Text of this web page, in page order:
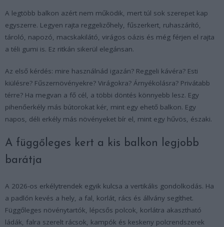
A legtöbb balkon azért nem működik, mert túl sok szerepet kap
egyszerre. Legyen rajta reggelizőhely, fűszerkert, ruhaszárító,
tároló, napozó, macskakilátó, virágos oázis és még férjen el rajta
a téli gumi is. Ez ritkán sikerül elegánsan.
Az első kérdés: mire használnád igazán? Reggeli kávéra? Esti
kiülésre? Fűszernövényekre? Virágokra? Árnyékolásra? Privátabb
térre? Ha megvan a fő cél, a többi döntés könnyebb lesz. Egy
pihenőerkély más bútorokat kér, mint egy ehető balkon. Egy
napos, déli erkély más növényeket bír el, mint egy hűvös, északi.
A függőleges kert a kis balkon legjobb
barátja
A 2026-os erkélytrendek egyik kulcsa a vertikális gondolkodás. Ha
a padlón kevés a hely, a fal, korlát, rács és állvány segíthet.
Függőleges növénytartók, lépcsős polcok, korlátra akasztható
ládák, falra szerelt rácsok, kampók és keskeny polcrendszerek